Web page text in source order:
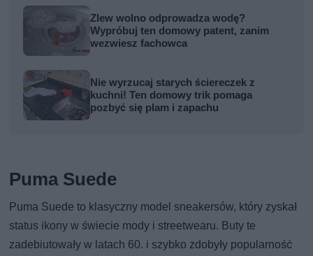
Zlew wolno odprowadza wodę?
Wypróbuj ten domowy patent, zanim
wezwiesz fachowca
Nie wyrzucaj starych ściereczek z
kuchni! Ten domowy trik pomaga
pozbyć się plam i zapachu
Puma Suede
Puma Suede to klasyczny model sneakersów, który zyskał
status ikony w świecie mody i streetwearu. Buty te
zadebiutowały w latach 60. i szybko zdobyły popularność